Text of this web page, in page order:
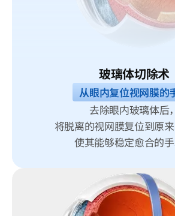
玻璃体切除术
从眼内复位视网膜的
去除眼内玻璃体后，
将脱离的视网膜复位到原来
使其能够稳定愈合的手